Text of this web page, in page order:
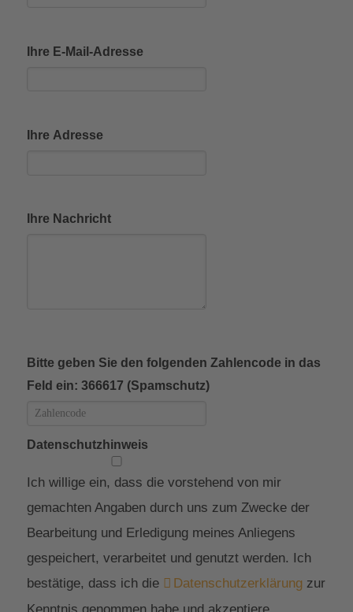
Ihre E-Mail-Adresse
Ihre Adresse
Ihre Nachricht
Bitte geben Sie den folgenden Zahlencode in das
Feld ein: 366617 (Spamschutz)
Datenschutzhinweis
Ich willige ein, dass die vorstehend von mir
gemachten Angaben durch uns zum Zwecke der
Bearbeitung und Erledigung meines Anliegens
gespeichert, verarbeitet und genutzt werden. Ich
bestätige, dass ich die
Datenschutzerklärung zur